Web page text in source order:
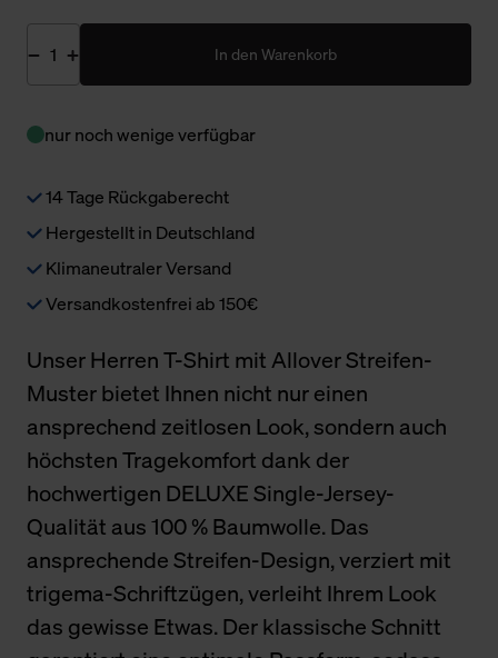
In den Warenkorb
nur noch wenige verfügbar
14 Tage Rückgaberecht
Hergestellt in Deutschland
Klimaneutraler Versand
Versandkostenfrei ab 150€
Unser Herren T-Shirt mit Allover Streifen-
Muster bietet Ihnen nicht nur einen
ansprechend zeitlosen Look, sondern auch
höchsten Tragekomfort dank der
hochwertigen DELUXE Single-Jersey-
Qualität aus 100 % Baumwolle. Das
ansprechende Streifen-Design, verziert mit
trigema-Schriftzügen, verleiht Ihrem Look
das gewisse Etwas. Der klassische Schnitt